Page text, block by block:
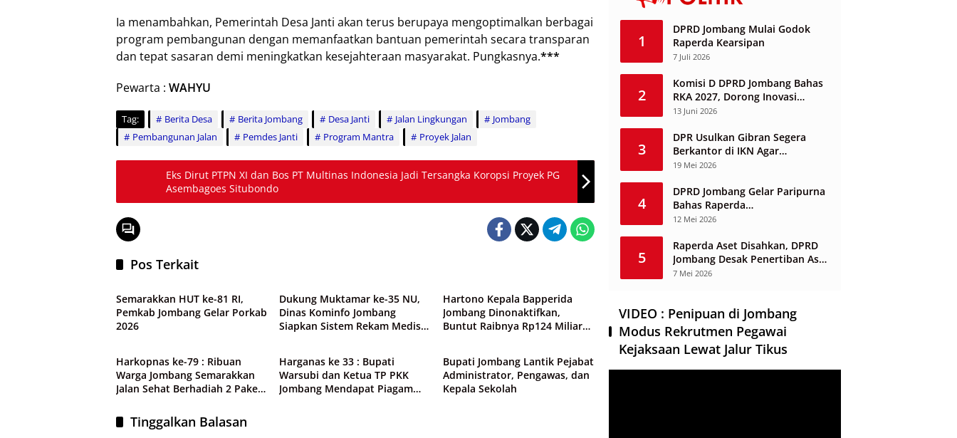
Ia menambahkan, Pemerintah Desa Janti akan terus berupaya mengoptimalkan berbagai
program pembangunan dengan memanfaatkan bantuan pemerintah secara transparan
dan tepat sasaran demi meningkatkan kesejahteraan masyarakat. Pungkasnya.***
Pewarta : WAHYU
Tag: Berita Desa Berita Jombang Desa Janti Jalan Lingkungan
Jombang
Pembangunan Jalan
Pemdes Janti Program Mantra Proyek Jalan
Eks Dirut PTPN XI dan Bos PT Multinas Indonesia Jadi Tersangka Koropsi Proyek PG
Asembagoes Situbondo
Pos Terkait
Pemerintah
Semarakkan HUT ke-81 RI,
Pemkab Jombang Gelar Porkab
2026
Dukung Muktamar ke-35 NU,
Dinas Kominfo Jombang
Siapkan Sistem Rekam Medis
Hartono Kepala Bapperida
Jombang Dinonaktifkan,
Buntut Raibnya Rp124 Miliar
Pemerintah
Harkopnas ke-79 : Ribuan
Warga Jombang Semarakkan
Jalan Sehat Berhadiah 2 Paket
Pemerintah
Harganas ke 33 : Bupati
Warsubi dan Ketua TP PKK
Jombang Mendapat Piagam
Pemerintah
Bupati Jombang Lantik Pejabat
Administrator, Pengawas, dan
Kepala Sekolah
Tinggalkan Balasan
1
DPRD Jombang Mulai Godok
Raperda Kearsipan
7 Juli 2026
2
Komisi D DPRD Jombang Bahas
RKA 2027, Dorong Inovasi
Layanan Ketenagakerjaan
13 Juni 2026
3
DPR Usulkan Gibran Segera
Berkantor di IKN Agar
Infrastruktur Tak Mangkrak dan
19 Mei 2026
4
DPRD Jombang Gelar Paripurna
Bahas Raperda
Penyelenggaraan Jasa
12 Mei 2026
5
Raperda Aset Disahkan, DPRD
Jombang Desak Penertiban Aset
Dikuasai Pihak Ketiga
7 Mei 2026
VIDEO : Penipuan di Jombang
Modus Rekrutmen Pegawai
Kejaksaan Lewat Jalur Tikus